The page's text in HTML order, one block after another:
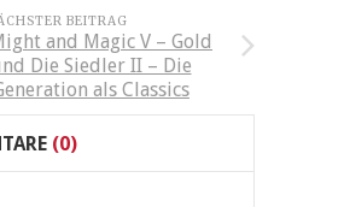
BEITRAG
and Magic V – Gold
Die Siedler II – Die
als Classics
(0)